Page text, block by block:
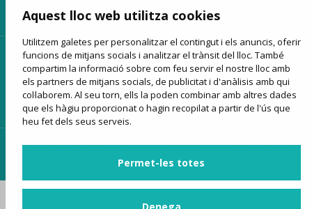
Aquest lloc web utilitza cookies
Utilitzem galetes per personalitzar el contingut i els anuncis, oferir
funcions de mitjans socials i analitzar el trànsit del lloc. També
compartim la informació sobre com feu servir el nostre lloc amb
els partners de mitjans socials, de publicitat i d'anàlisis amb qui
col·laborem. Al seu torn, ells la poden combinar amb altres dades
que els hàgiu proporcionat o hagin recopilat a partir de l'ús que
heu fet dels seus serveis.
Permet-les totes
inici qui som fons públics
línies regulars
lloguer d'autocars
turisme venda online
notícies
contactar